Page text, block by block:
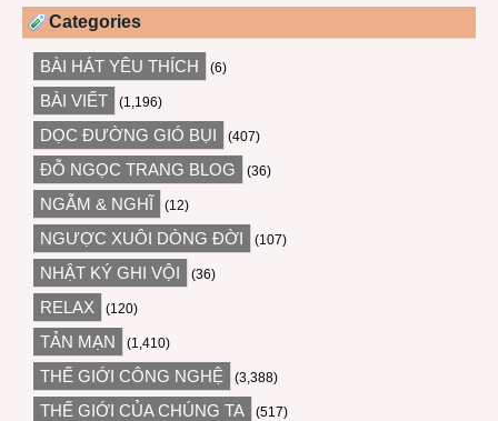
Categories
BÀI HÁT YÊU THÍCH (6)
BÀI VIẾT (1,196)
DỌC ĐƯỜNG GIÓ BỤI (407)
ĐỖ NGỌC TRANG BLOG (36)
NGẪM & NGHĨ (12)
NGƯỢC XUÔI DÒNG ĐỜI (107)
NHẬT KÝ GHI VỘI (36)
RELAX (120)
TẢN MẠN (1,410)
THẾ GIỚI CÔNG NGHỆ (3,388)
THẾ GIỚI CỦA CHÚNG TA (517)